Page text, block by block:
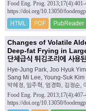
Food Eng. Prog. 2013;17(4):401-
https://doi.org/10.13050/
HTML PDF PubReader
Changes of Volatile
Deep-fat Frying in
단체급식 튀김조리에 사용
Hye-Jung Park, Joo Hyuk
Sang Mi Lee, Young-Suk Kim
박혜정, 임주혁, 엄경화, 김정순,
Food Eng. Prog. 2013;17(4):407-
https://doi.org/10.13050/